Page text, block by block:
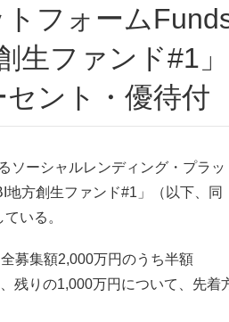
生ファンド#1」
ント・優待付
ソーシャルレンディング・プラッ
地方創生ファンド#1」（以下、同
いる。
募集額2,000万円のうち半額
残りの1,000万円について、先着